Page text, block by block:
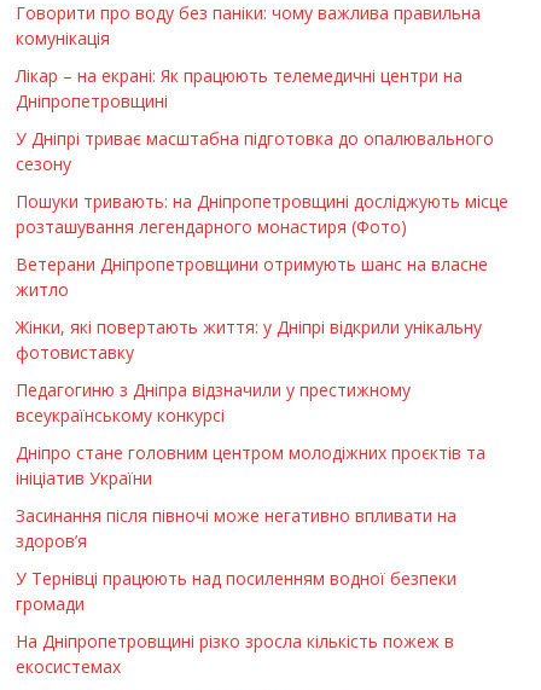
Говорити про воду без паніки: чому важлива правильна
комунікація
Лікар – на екрані: Як працюють телемедичні центри на
Дніпропетровщині
У Дніпрі триває масштабна підготовка до опалювального
сезону
Пошуки тривають: на Дніпропетровщині досліджують місце
розташування легендарного монастиря (Фото)
Ветерани Дніпропетровщини отримують шанс на власне
житло
Жінки, які повертають життя: у Дніпрі відкрили унікальну
фотовиставку
Педагогиню з Дніпра відзначили у престижному
всеукраїнському конкурсі
Дніпро стане головним центром молодіжних проєктів та
ініціатив України
Засинання після півночі може негативно впливати на
здоров’я
У Тернівці працюють над посиленням водної безпеки
громади
На Дніпропетровщині різко зросла кількість пожеж в
екосистемах